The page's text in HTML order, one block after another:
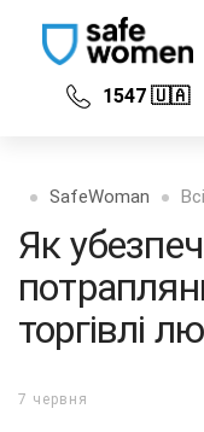
1547 🇺🇦
SafeWoman
Як
торгівлі
7 червня